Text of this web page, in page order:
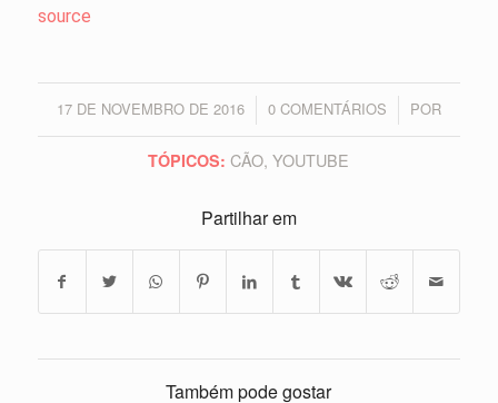
source
17 DE NOVEMBRO DE 2016
/ 0 COMENTÁRIOS
/ POR
TÓPICOS: CÃO,YOUTUBE
Partilhar em
Também pode gostar